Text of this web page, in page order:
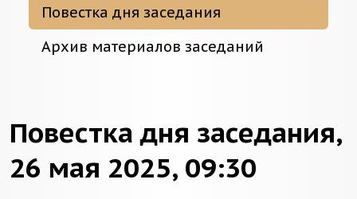
Повестка дня заседания
Архив материалов заседаний
Повестка дня заседания,
26 мая 2025, 09:30